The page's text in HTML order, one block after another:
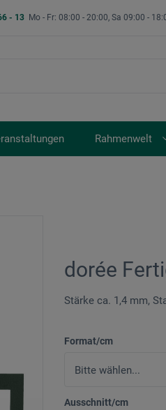
- 13 Mo - Fr: 08:00 - 20:00, Sa 09:00 -
Rahmenwelt
dorée
Stärke ca. 1,4 mm,
Format/cm
Ausschnitt/cm